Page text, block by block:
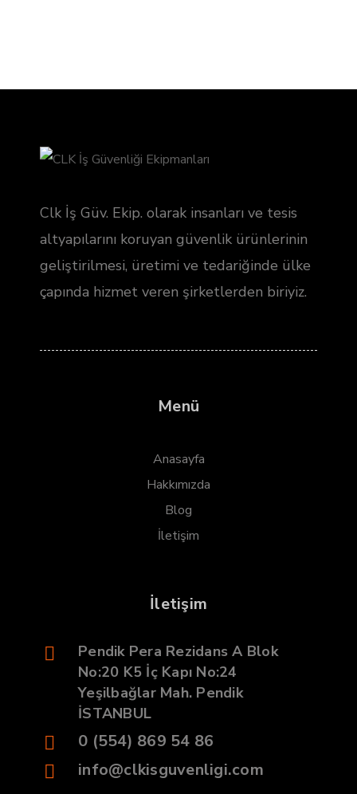
Clk İş Güv. Ekip. olarak insanları ve tesis
altyapılarını koruyan güvenlik ürünlerinin
geliştirilmesi, üretimi ve tedariğinde ülke
çapında hizmet veren şirketlerden biriyiz.
Menü
Anasayfa
Hakkımızda
Blog
İletişim
İletişim
Pendik Pera Rezidans A Blok
No:20 K5 İç Kapı No:24
Yeşilbağlar Mah. Pendik
İSTANBUL
0 (554) 869 54 86
info@clkisguvenligi.com